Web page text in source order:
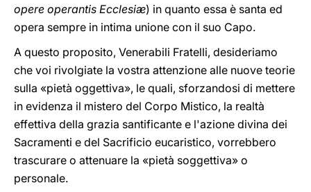
opere operantis Ecclesiæ) in quanto essa è santa ed
opera sempre in intima unione con il suo Capo.
A questo proposito, Venerabili Fratelli, desideriamo
che voi rivolgiate la vostra attenzione alle nuove teorie
sulla «pietà oggettiva», le quali, sforzandosi di mettere
in evidenza il mistero del Corpo Mistico, la realtà
effettiva della grazia santificante e l'azione divina dei
Sacramenti e del Sacrificio eucaristico, vorrebbero
trascurare o attenuare la «pietà soggettiva» o
personale.